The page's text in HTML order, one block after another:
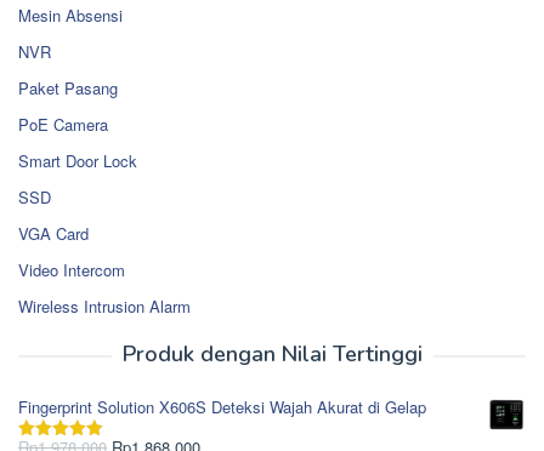
Mesin Absensi
NVR
Paket Pasang
PoE Camera
Smart Door Lock
SSD
VGA Card
Video Intercom
Wireless Intrusion Alarm
Produk dengan Nilai Tertinggi
Fingerprint Solution X606S Deteksi Wajah Akurat di Gelap
Harga
Harga